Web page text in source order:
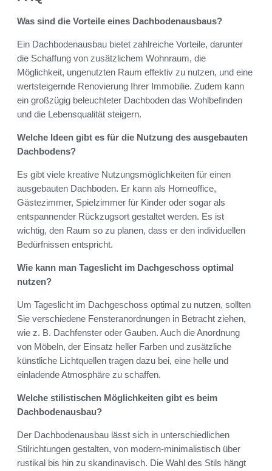
Was sind die Vorteile eines Dachbodenausbaus?
Ein Dachbodenausbau bietet zahlreiche Vorteile, darunter
die Schaffung von zusätzlichem Wohnraum, die
Möglichkeit, ungenutzten Raum effektiv zu nutzen, und eine
wertsteigernde Renovierung Ihrer Immobilie. Zudem kann
ein großzügig beleuchteter Dachboden das Wohlbefinden
und die Lebensqualität steigern.
Welche Ideen gibt es für die Nutzung des ausgebauten
Dachbodens?
Es gibt viele kreative Nutzungsmöglichkeiten für einen
ausgebauten Dachboden. Er kann als Homeoffice,
Gästezimmer, Spielzimmer für Kinder oder sogar als
entspannender Rückzugsort gestaltet werden. Es ist
wichtig, den Raum so zu planen, dass er den individuellen
Bedürfnissen entspricht.
Wie kann man Tageslicht im Dachgeschoss optimal
nutzen?
Um Tageslicht im Dachgeschoss optimal zu nutzen, sollten
Sie verschiedene Fensteranordnungen in Betracht ziehen,
wie z. B. Dachfenster oder Gauben. Auch die Anordnung
von Möbeln, der Einsatz heller Farben und zusätzliche
künstliche Lichtquellen tragen dazu bei, eine helle und
einladende Atmosphäre zu schaffen.
Welche stilistischen Möglichkeiten gibt es beim
Dachbodenausbau?
Der Dachbodenausbau lässt sich in unterschiedlichen
Stilrichtungen gestalten, von modern-minimalistisch über
rustikal bis hin zu skandinavisch. Die Wahl des Stils hängt